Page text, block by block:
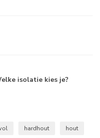
isolatie kies je?
hardhout
hout